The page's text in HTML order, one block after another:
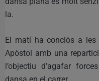
la.
El matí ha conclòs a les
Apòstol amb una
l’objectiu d’agafar
dansa en el carrer.